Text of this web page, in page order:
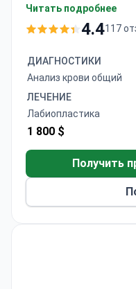
Bangkok может
включая процедуру,
аккредитована
хирургов Таиланда и
индивидуальный
день. Доктор
области общей и
обучался в
Читать подробнее
4.4117
ДИАГНОСТИКИ
Анализ крови общий
ЛЕЧЕНИЕ
Лабиопластика
1 800 $
Получить